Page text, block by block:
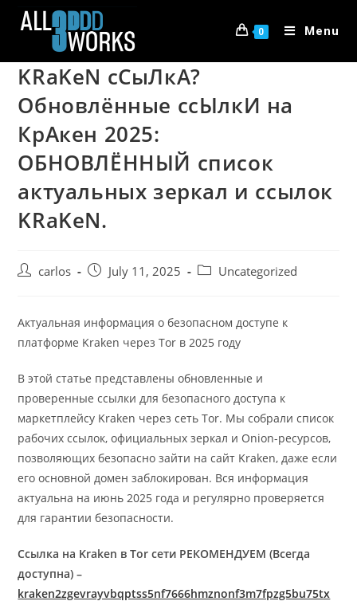
0 Menu
KRaKeN сСыЛкА?
Обновлённые ссЫлкИ на
КрАкен 2025:
ОБНОВЛЁННЫЙ список
актуальных зеркал и ссылок
KRaKeN.
carlos July 11, 2025 Uncategorized
Актуальная информация о безопасном доступе к
платформе Kraken через Tor в 2025 году
В этой статье представлены обновленные и
проверенные ссылки для безопасного доступа к
маркетплейсу Kraken через сеть Tor. Мы собрали список
рабочих ссылок, официальных зеркал и Onion-ресурсов,
позволяющих безопасно зайти на сайт Kraken, даже если
его основной домен заблокирован. Вся информация
актуальна на июнь 2025 года и регулярно проверяется
для гарантии безопасности.
Ссылка на Kraken в Tor сети РЕКОМЕНДУЕМ (Всегда
доступна) –
kraken2zgevrayvbqptss5nf7666hmznonf3m7fpzg5bu75tx